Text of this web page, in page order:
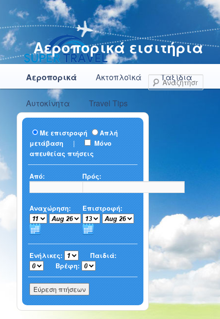
Αεροπορικά εισιτήρια
Μετάβαση το κύριο περιεχόμενο
Μετάβαση στο δευτερεύον περιεχόμενο
Αεροπορικά Ακτοπλοϊκά Ταξίδια
Αυτοκίνητα Travel Tips
Με επιστροφή
Απλή
μετάβαση |
Μόνο
απευθείας πτήσεις
Από: Πρός:
Αναχώρηση: Επιστροφή:
Ενήλικες:
Παιδιά:
Βρέφη: